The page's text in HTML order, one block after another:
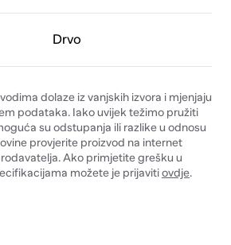
Drvo
dolaze iz vanjskih izvora i mjenjaju
podataka. Iako uvijek težimo pružiti
su odstupanja ili razlike u odnosu
provjerite proizvod na internet
Ako primjetite grešku u
možete je prijavitiovdje.